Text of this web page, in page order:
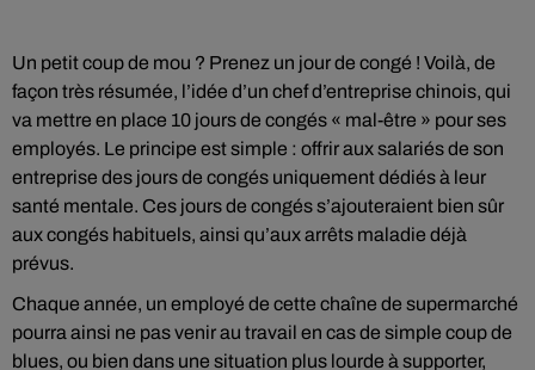
Un petit coup de mou ? Prenez un jour de congé ! Voilà, de
façon très résumée, l’idée d’un chef d’entreprise chinois, qui
va mettre en place 10 jours de congés « mal-être » pour ses
employés. Le principe est simple : offrir aux salariés de son
entreprise des jours de congés uniquement dédiés à leur
santé mentale. Ces jours de congés s’ajouteraient bien sûr
aux congés habituels, ainsi qu’aux arrêts maladie déjà
prévus.
Chaque année, un employé de cette chaîne de supermarché
pourra ainsi ne pas venir au travail en cas de simple coup de
blues, ou bien dans une situation plus lourde à supporter,